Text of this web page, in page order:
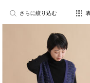
さらに絞り込む